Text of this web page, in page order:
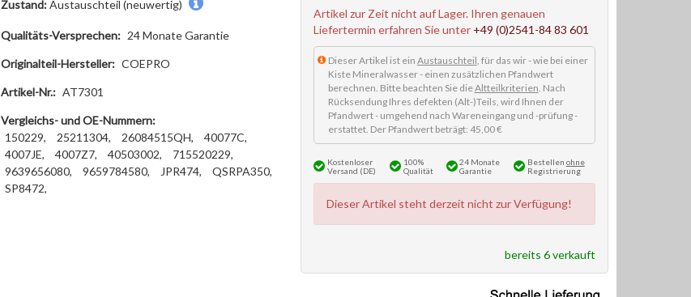
Zustand:Austauschteil (neuwertig)
Qualitäts-Versprechen: 24 Monate Garantie
Originalteil-Hersteller: COEPRO
Artikel-Nr.: AT7301
Vergleichs- und OE-Nummern:
150229,
25211304, 26084515QH,
40077C,
4007JE,
4007Z7, 40503002,
715520229,
9639656080,
9659784580, JPR474,
QSRPA350,
SP8472,
Artikel zur Zeit nicht auf Lager. Ihren genauen
Liefertermin erfahren Sie unter +49 (0)2541-84 83 601
Dieser Artikel ist ein Austauschteil, für das wir - wie bei einer
Kiste Mineralwasser - einen zusätzlichen Pfandwert
berechnen. Bitte beachten Sie dieAltteilkriterien. Nach
Rücksendung Ihres defekten (Alt-)Teils, wird Ihnen der
Pfandwert - umgehend nach Wareneingang und -prüfung -
erstattet. Der Pfandwert beträgt: 45,00 €
Kostenloser
Versand (DE)
100%
Qualität
24 Monate
Garantie
Bestellen ohne
Registrierung
Dieser Artikel steht derzeit nicht zur Verfügung!
bereits 6 verkauft